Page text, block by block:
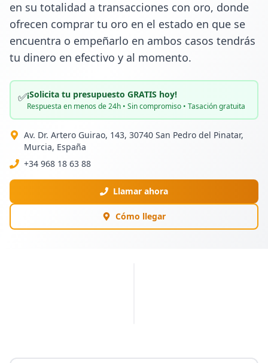
en su totalidad a transacciones con oro, donde
ofrecen comprar tu oro en el estado en que se
encuentra o empeñarlo en ambos casos tendrás
tu dinero en efectivo y al momento.
✅¡Solicita tu presupuesto GRATIS hoy!
Respuesta en menos de 24h • Sin compromiso • Tasación gratuita
Av. Dr. Artero Guirao, 143, 30740 San Pedro del Pinatar,
Murcia, España
+34 968 18 63 88
Llamar ahora
Cómo llegar